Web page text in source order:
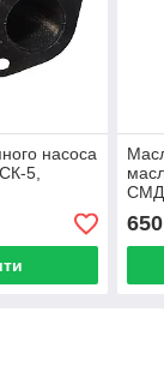
насоса
5,
СМД
650